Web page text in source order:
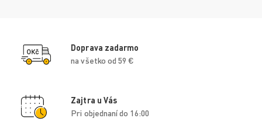
Doprava zadarmo
na všetko od 59 €
Zajtra u Vás
Pri objednaní do 16:00